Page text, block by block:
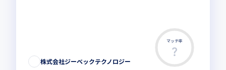
マッチ率
株式会社ジーベックテクノロジー